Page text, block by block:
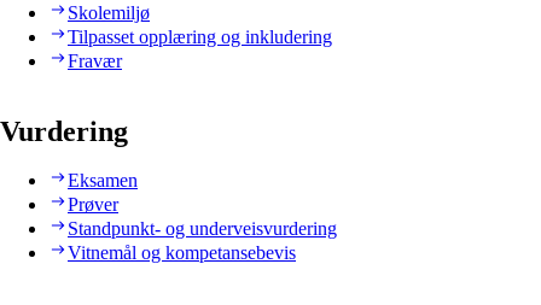
Skolemiljø
Tilpasset opplæring og inkludering
Fravær
Vurdering
Eksamen
Prøver
Standpunkt- og underveisvurdering
Vitnemål og kompetansebevis